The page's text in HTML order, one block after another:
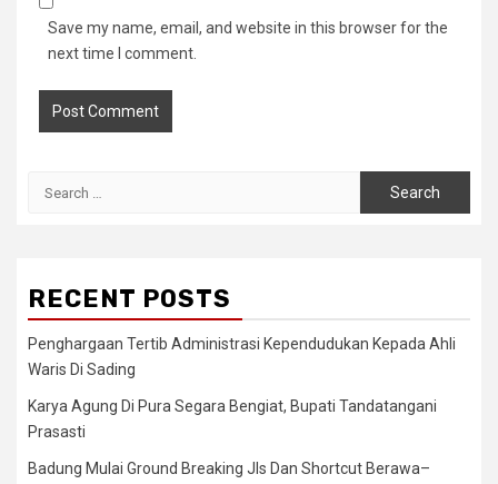
Save my name, email, and website in this browser for the
next time I comment.
RECENT POSTS
Penghargaan Tertib Administrasi Kependudukan Kepada Ahli
Waris Di Sading
Karya Agung Di Pura Segara Bengiat, Bupati Tandatangani
Prasasti
Badung Mulai Ground Breaking Jls Dan Shortcut Berawa–